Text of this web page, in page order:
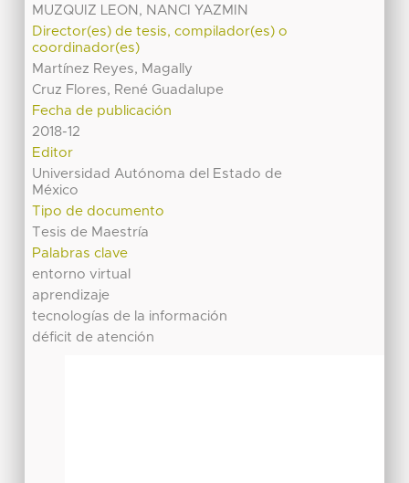
MUZQUIZ LEON, NANCI YAZMIN
Director(es) de tesis, compilador(es) o
coordinador(es)
Martínez Reyes, Magally
Cruz Flores, René Guadalupe
Fecha de publicación
2018-12
Editor
Universidad Autónoma del Estado de
México
Tipo de documento
Tesis de Maestría
Palabras clave
entorno virtual
aprendizaje
tecnologías de la información
déficit de atención